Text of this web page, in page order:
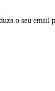
o seu email